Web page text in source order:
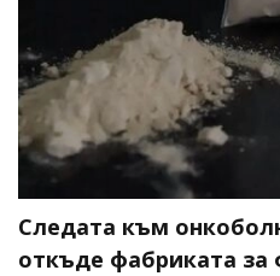
Следата към
откъде фабриката за